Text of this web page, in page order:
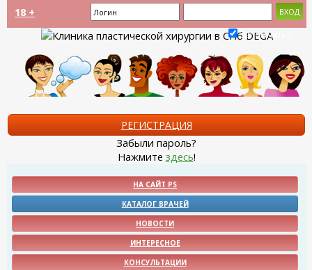
18 +
Запомнить?
РЕГИСТРАЦИЯ
Забыли пароль?
Нажмите здесь!
НА САЙТ PS
КАТАЛОГ ВРАЧЕЙ
НОВОСТИ
ИНТЕРЕСНОЕ
КОНСУЛЬТАЦИИ